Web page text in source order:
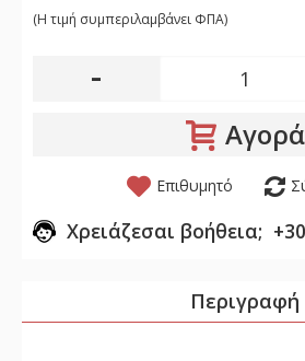
(H τιμή συμπεριλαμβάνει ΦΠΑ)
-
Αγορά
Επιθυμητό
Χρειάζεσαι βοήθεια;
Περιγραφή